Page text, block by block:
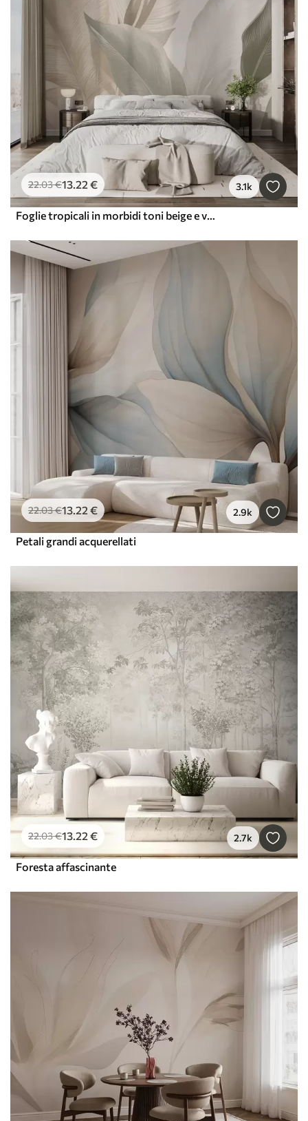
22.03€13.22 € 3.1k
Foglie tropicali in morbidi toni beige e verdi, con un effetto acquerello e delicate transizioni di colore
22.03€13.22 € 2.9k
Petali grandi acquerellati
22.03€13.22 € 2.7k
Foresta affascinante